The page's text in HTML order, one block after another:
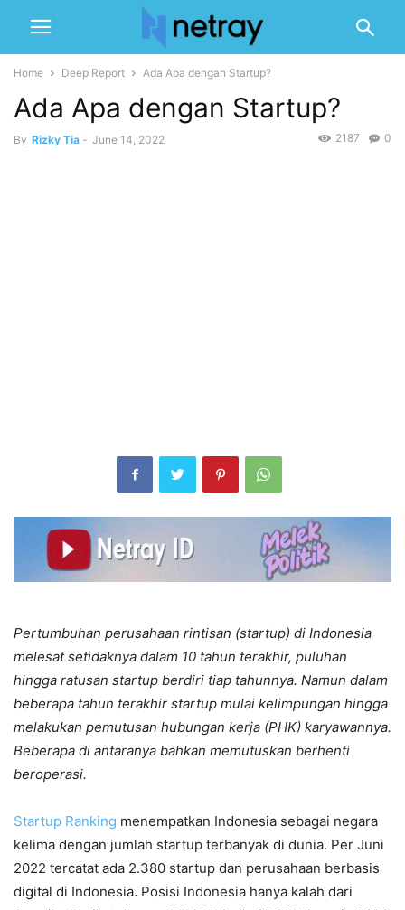
Home Deep Report Ada Apa dengan Startup?
Ada Apa dengan Startup?
By Rizky Tia - June 14, 2022 0
2187
Pertumbuhan perusahaan rintisan (startup) di Indonesia
melesat setidaknya dalam 10 tahun terakhir, puluhan
hingga ratusan startup berdiri tiap tahunnya. Namun dalam
beberapa tahun terakhir startup mulai kelimpungan hingga
melakukan pemutusan hubungan kerja (PHK) karyawannya.
Beberapa di antaranya bahkan memutuskan berhenti
beroperasi.
Startup Ranking menempatkan Indonesia sebagai negara
kelima dengan jumlah startup terbanyak di dunia. Per Juni
2022 tercatat ada 2.380 startup dan perusahaan berbasis
digital di Indonesia. Posisi Indonesia hanya kalah dari